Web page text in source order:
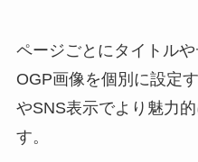
ページごとにタイトルや
OGP画像を個別に設定
やSNS表示でより魅力
す。